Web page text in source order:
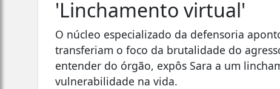
'Linchamento virtual'
O núcleo especializado da defensoria
transferiam o foco da brutalidade do
entender do órgão, expôs Sara a um
vulnerabilidade na vida.